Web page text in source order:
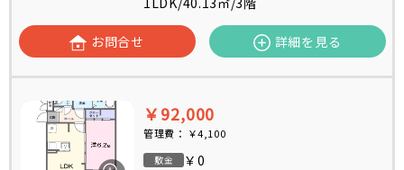
お問合せ 詳細を見る
￥92,000
管理費： ￥4,100
敷金 ￥0